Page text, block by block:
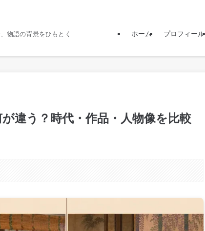
物語の背景をひもとく ホーム プロフィール
違う？時代・作品・人物像を比較